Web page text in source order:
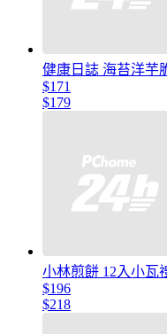
健康日誌 海苔洋芋
$171
$179
小林煎餅 12入小瓦
$196
$218